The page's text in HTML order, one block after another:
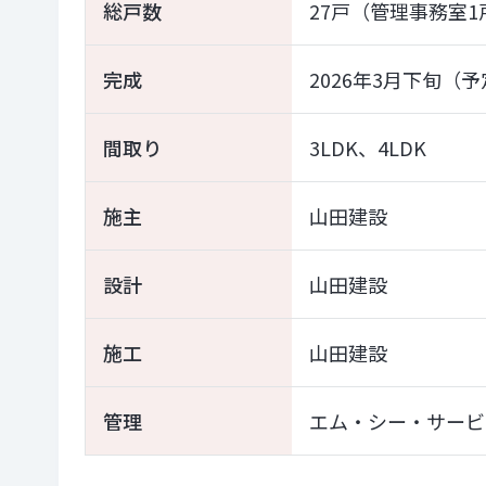
総戸数 27戸（管理事務室1
完成 2026年3月下旬（予
間取り 3LDK、4LDK
施主 山田建設
設計 山田建設
施工 山田建設
管理 エム・シー・サー